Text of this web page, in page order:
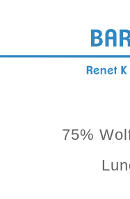
75%